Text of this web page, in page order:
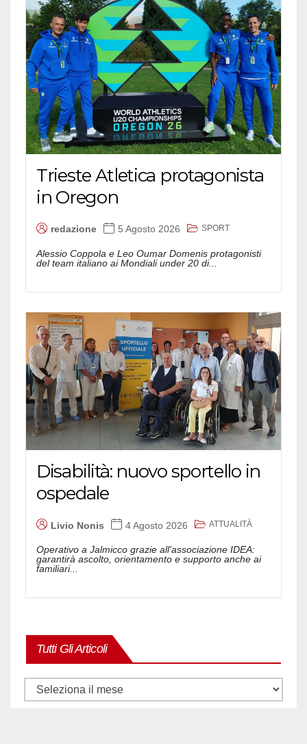
Trieste Atletica protagonista
in Oregon
redazione 5 Agosto 2026 SPORT
Alessio Coppola e Leo Oumar Domenis protagonisti
del team italiano ai Mondiali under 20 di...
Disabilità: nuovo sportello in
ospedale
Livio Nonis 4 Agosto 2026 ATTUALITÀ
Operativo a Jalmicco grazie all'associazione IDEA:
garantirà ascolto, orientamento e supporto anche ai
familiari...
Tutti Gli Articoli
Tutti